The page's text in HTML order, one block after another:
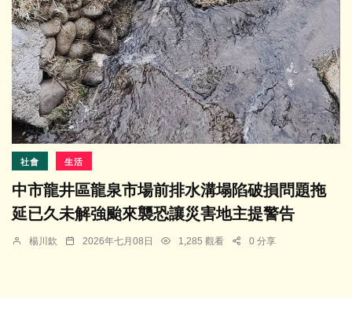
社會 生活
中市龍井區龍泉市場前排水溝塌陷破損問題拖
延已久未解強颱來襲恐讓災害地主提警告
楊川欽 2026年七月08日 1,285 觀看 0 分享